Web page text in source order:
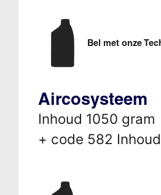
Bel met onze
Aircosysteem
Inhoud 1050 gram
+ code 582